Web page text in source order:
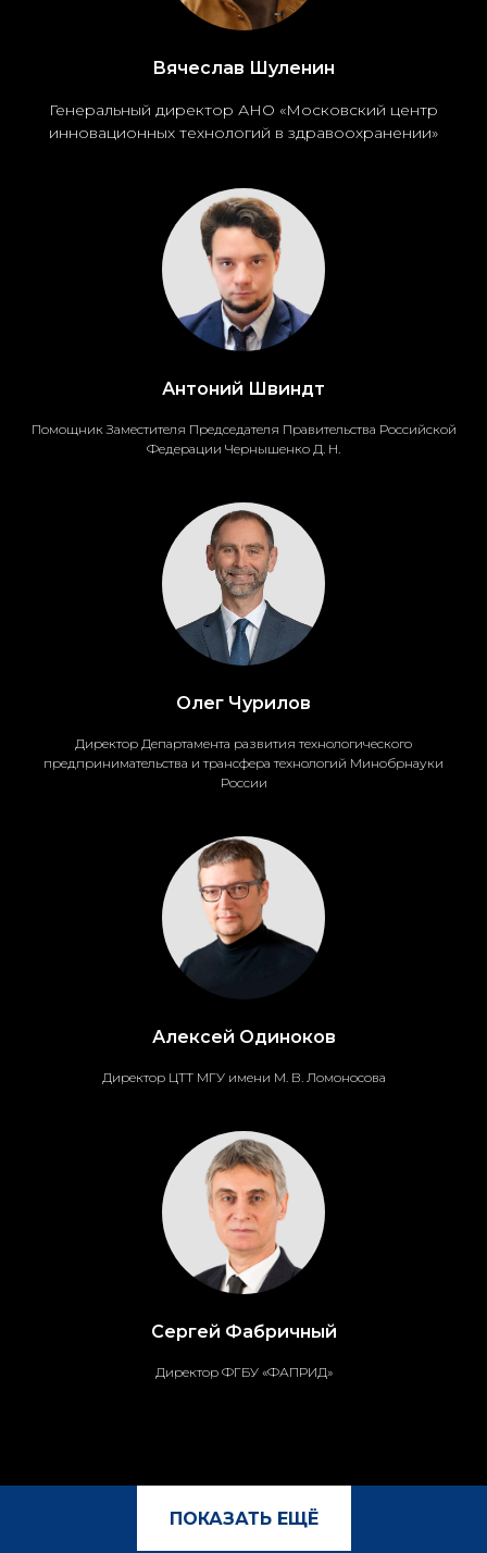
Вячеслав Шуленин
Генеральный директор АНО «Московский центр
инновационных технологий в здравоохранении»
Антоний Швиндт
Помощник Заместителя Председателя Правительства Российской
Федерации Чернышенко Д. Н.
Олег Чурилов
Директор Департамента развития технологического
предпринимательства и трансфера технологий Минобрнауки
России
Алексей Одиноков
Директор ЦТТ МГУ имени М. В. Ломоносова
Сергей Фабричный
Директор ФГБУ «ФАПРИД»
ПОКАЗАТЬ ЕЩË